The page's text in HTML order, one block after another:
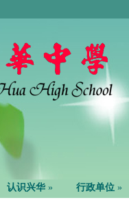
认识兴华 » 行政单位 »